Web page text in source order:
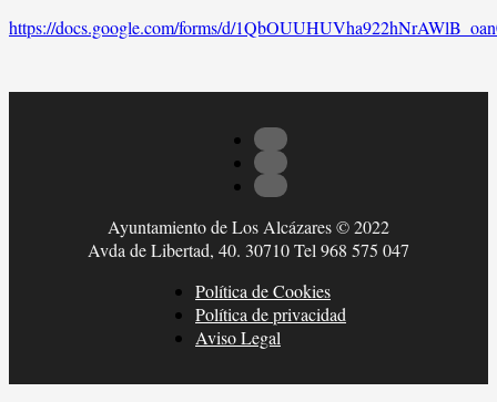
https://docs.google.com/forms/d/
Ayuntamiento de Los Alcázares © 2022
Avda de Libertad, 40. 30710 Tel 968 575 047
Política de Cookies
Política de privacidad
Aviso Legal